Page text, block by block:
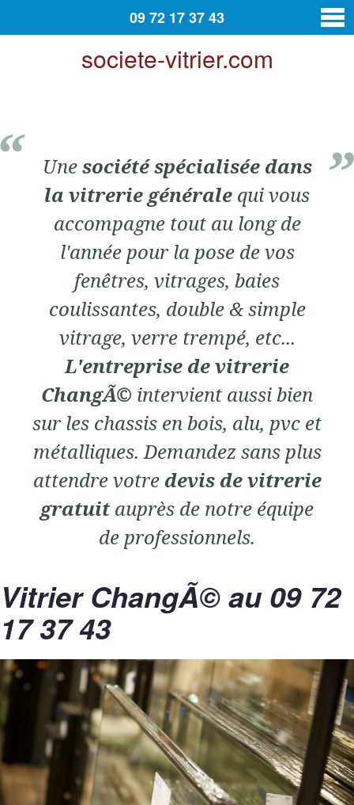
09 72 17 37 43
societe-vitrier.com
Unesociété spécialisée dans
la vitrerie générale qui vous
accompagne tout au long de
l'année pour la pose de vos
fenêtres, vitrages, baies
coulissantes, double & simple
vitrage, verre trempé, etc...
L'entreprise de vitrerie
ChangÃ© intervient aussi bien
sur les chassis en bois, alu, pvc et
métalliques. Demandez sans plus
attendre votre devis de vitrerie
gratuit auprès de notre équipe
de professionnels.
Vitrier ChangÃ© au 09 72
17 37 43